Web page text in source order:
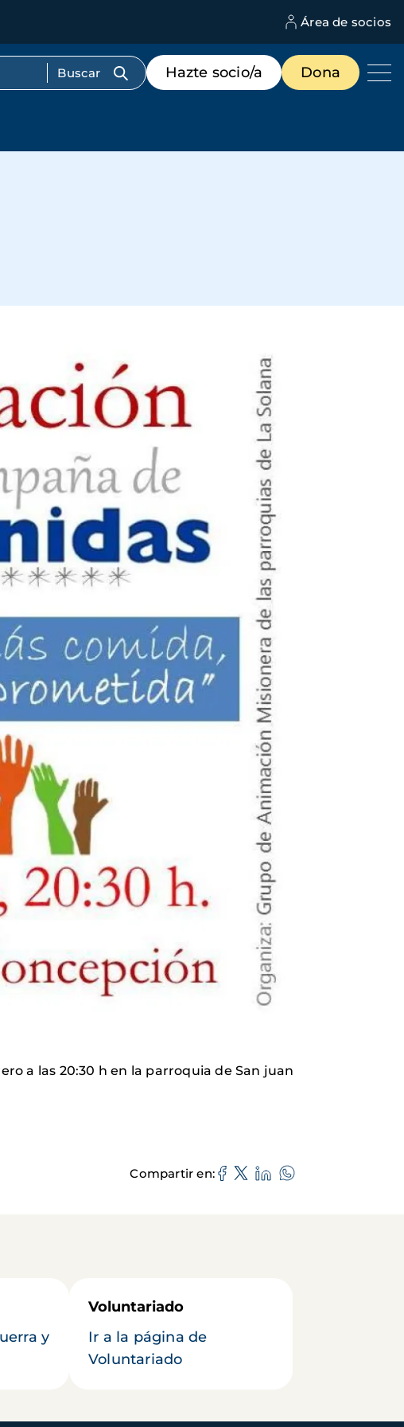
Área de socios
Menú
de
destacados
Hazte socio/a Dona
a las 20:30 h en la parroquia de San juan
Compartir en
y
Voluntariado
Ir a la página de
Voluntariado